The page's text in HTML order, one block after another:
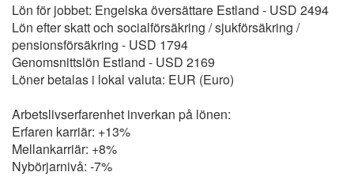
Lön för jobbet: Engelska översättare Estland - USD 2494
Lön efter skatt och socialförsäkring / sjukförsäkring /
pensionsförsäkring - USD 1794
Genomsnittslön Estland - USD 2169
Löner betalas i lokal valuta: EUR (Euro)
Arbetslivserfarenhet inverkan på lönen:
Erfaren karriär: +13%
Mellankarriär: +8%
Nybörjarnivå: -7%